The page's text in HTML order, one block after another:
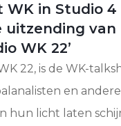
WK in Studio 4
uitzending van
WK 22’
22, is de WK-
en andere
hun licht laten